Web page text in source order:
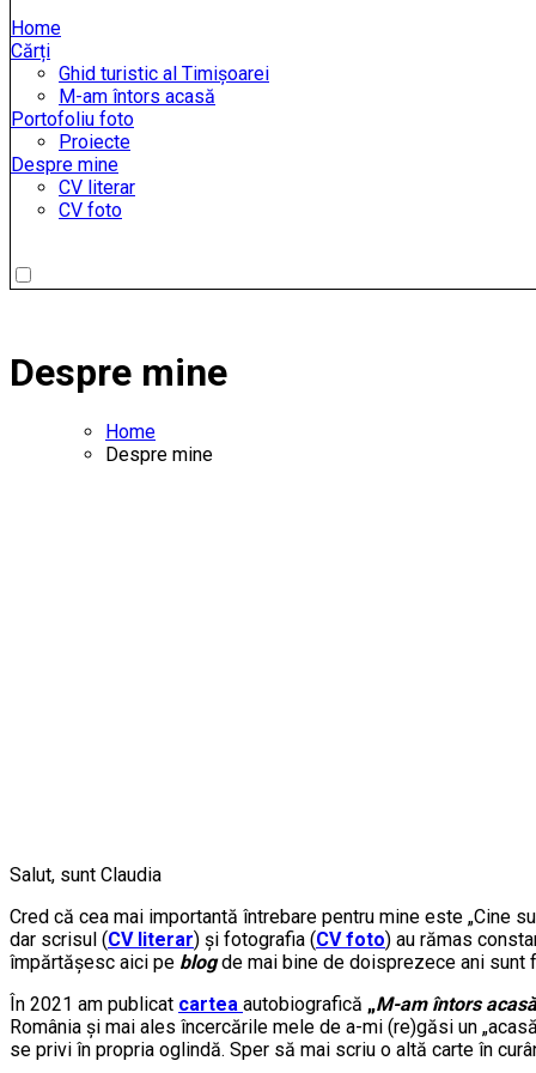
Home
Cărți
Ghid turistic al Timișoarei
M-am întors acasă
Portofoliu foto
Proiecte
Despre mine
CV literar
CV foto
Despre mine
Home
Despre mine
Salut, sunt Claudia
Cred că cea mai importantă întrebare pentru mine este „Cine
dar scrisul (CV literar) și fotografia (CV foto) au rămas
împărtășesc aici pe blog de mai bine de doisprezece ani sunt
În 2021 am publicat cartea autobiografică „M-am întors acasă
România și mai ales încercările mele de a-mi (re)găsi un
se privi în propria oglindă. Sper să mai scriu o altă carte în